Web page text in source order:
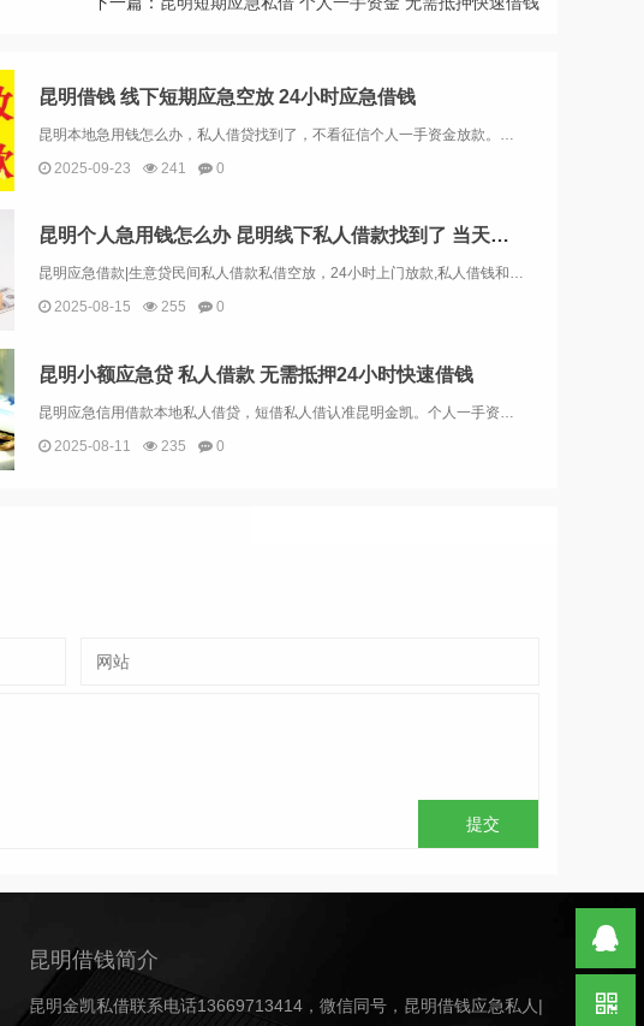
昆明借钱 线下短期应急空放 24小时应急借钱
2025-09-23
241 0
昆明个人急用钱怎么办 昆明线下私人借款找到了 当天拿钱
昆明应急借款|生意贷民间私人借款私借空放，24小时上门放款,私人借钱和银行贷款以及金融公司贷款有很大的不同，私人借钱利息比较的高，但是手续简单，不看信用，当天就能拿钱。昆明应急借款|生意贷民间私人借款24小时上门放款，昆明借钱应急私人|昆明...
2025-08-15
255 0
昆明小额应急贷 私人借款 无需抵押24小时快速借钱
昆明应急信用借款本地私人借贷，短借私人借认准昆明金凯。个人一手资金放款，无需任何抵押借款，当天拿钱、无任何套路，昆明多年放款有信誉保障，专注做好昆明私人借钱，超低利息，只为赢取回头客，欢迎各界人士打扰！信用贷款无需任何抵押，在你紧急...
2025-08-11
235 0
昆明借钱简介
昆明金凯私借联系电话13669713414，微信同号，昆明借钱应急私人|